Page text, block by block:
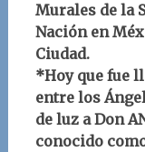
Murales de la
Nación en
Ciudad.
*Hoy que fue
entre los
de luz a Don
conocido